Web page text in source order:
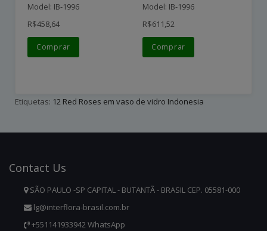
Model: IB-1996
R$458,64
Comprar
Model: IB-1996
R$611,52
Comprar
Etiquetas: 12 Red Roses em vaso de vidro Indonesia
Contact Us
SÃO PAULO -SP CAPITAL - BUTANTÃ - BRASIL CEP. 05581-000
lg@interflora-brasil.com.br
+551141933942 WhatsApp